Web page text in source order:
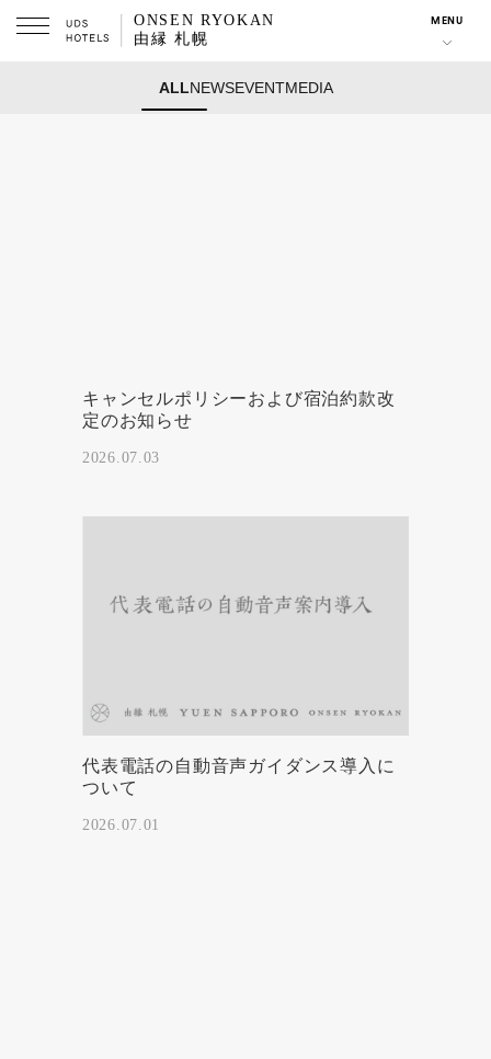
ONSEN RYOKAN
由縁 札幌
MENU
ALLNEWSEVENTMEDIA
キャンセルポリシーおよび宿泊約款改
定のお知らせ
2026.07.03
代表電話の自動音声ガイダンス導入に
ついて
2026.07.01